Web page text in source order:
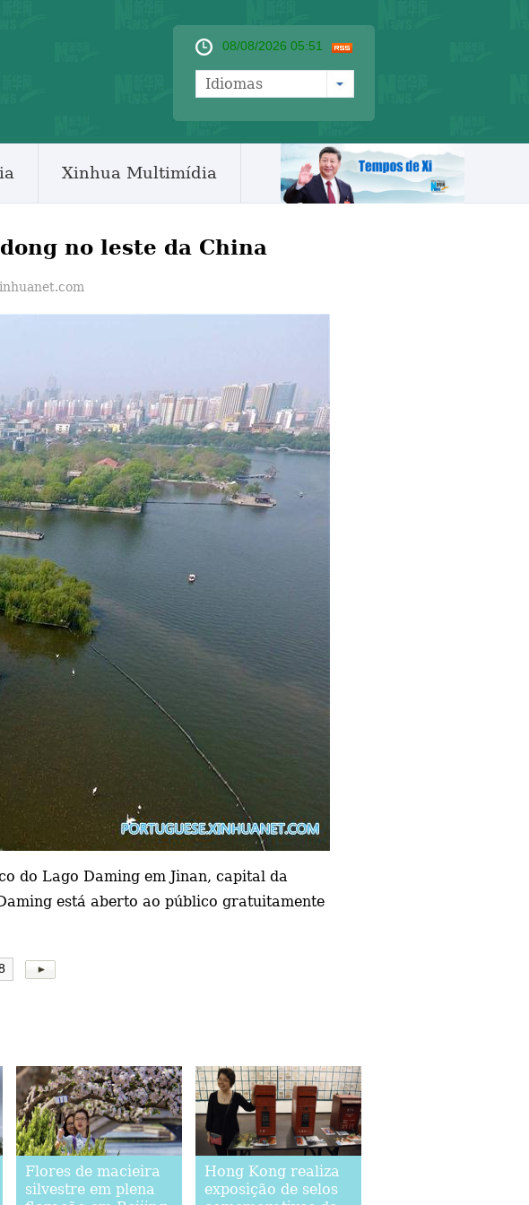
08/08/2026 05:51
Idiomas
Xinhua Multimídia
no leste da China
do Lago Daming em Jinan, capital da
está aberto ao público gratuitamente
Flores de macieira
silvestre em plena
Hong Kong realiza
exposição de selos